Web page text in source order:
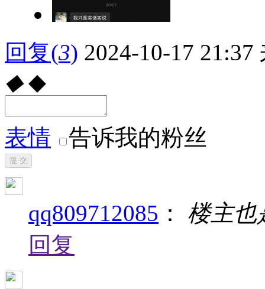
回复(3) 2024-10-17 21:37
◆ ◆
表情 告诉我的粉丝
提 交
qq809712085 ：
楼主也
回复